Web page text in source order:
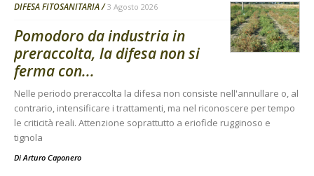
DIFESA FITOSANITARIA 3 Agosto 2026
Pomodoro da industria in
preraccolta, la difesa non si
ferma con...
Nelle periodo preraccolta la difesa non consiste nell'annullare o, al
contrario, intensificare i trattamenti, ma nel riconoscere per tempo
le criticità reali. Attenzione soprattutto a eriofide rugginoso e
tignola
DiArturo Caponero